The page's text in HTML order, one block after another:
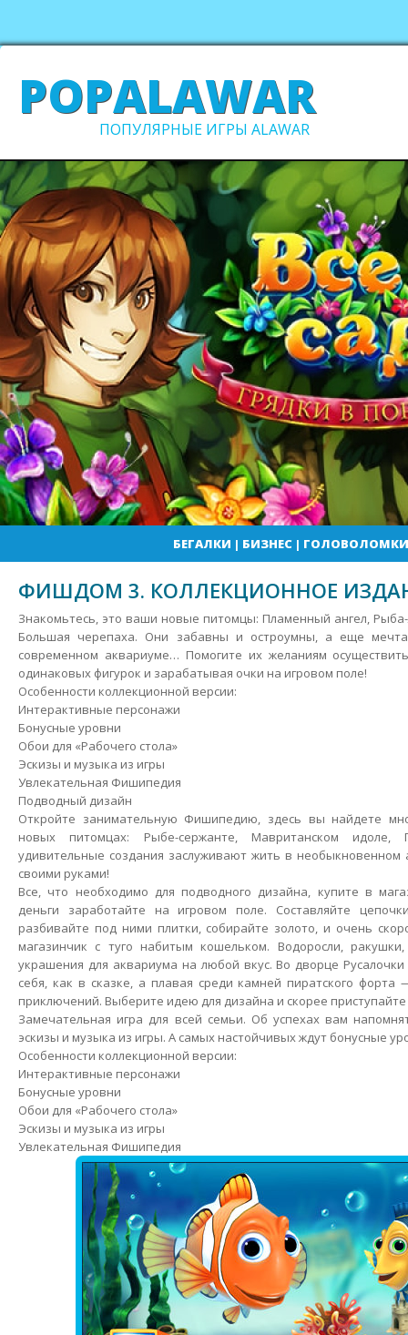
POPALAWAR
ПОПУЛЯРНЫЕ ИГРЫ ALAWAR
БЕГАЛКИ | БИЗНЕС| ГОЛОВОЛОМКИ
ФИШДОМ 3. КОЛЛЕКЦИОННОЕ
Знакомьтесь, это ваши новые питомцы: Пламенный ангел,
Большая черепаха. Они забавны и остроумны, а еще
современном аквариуме… Помогите их желаниям
одинаковых фигурок и зарабатывая очки на игровом поле!
Особенности коллекционной версии:
Интерактивные персонажи
Бонусные уровни
Обои для «Рабочего стола»
Эскизы и музыка из игры
Увлекательная Фишипедия
Подводный дизайн
Откройте занимательную Фишипедию, здесь вы найдете
новых питомцах: Рыбе-сержанте, Мавританском идоле,
удивительные создания заслуживают жить в необыкновенном
своими руками!
Все, что необходимо для подводного дизайна, купите в
деньги заработайте на игровом поле. Составляйте
разбивайте под ними плитки, собирайте золото, и очень
магазинчик с туго набитым кошельком. Водоросли,
украшения для аквариума на любой вкус. Во дворце
себя, как в сказке, а плавая среди камней пиратского форта
приключений. Выберите идею для дизайна и скорее
Замечательная игра для всей семьи. Об успехах вам
эскизы и музыка из игры. А самых настойчивых ждут бонусные
Особенности коллекционной версии:
Интерактивные персонажи
Бонусные уровни
Обои для «Рабочего стола»
Эскизы и музыка из игры
Увлекательная Фишипедия